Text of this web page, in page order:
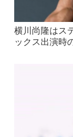
横川尚隆はス
ックス出演時